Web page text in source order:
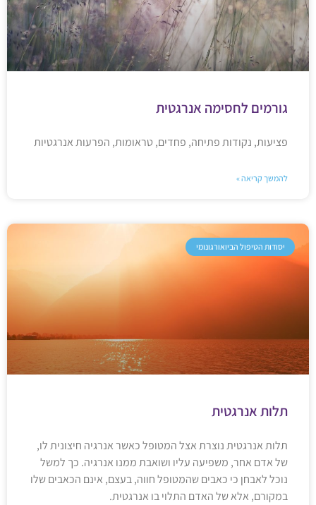
גורמים לחסימה אנרגטית
פציעות, נקודות פתיחה, פחדים, טראומות, הפרעות אנרגטיות
להמשך קריאה »
יסודות הטיפול הביואורגונומי
תלות אנרגטית
תלות אנרגטית נוצרת אצל המטופל כאשר אנרגיה חיצונית לו,
של אדם אחר, משפיעה עליו ושואבת ממנו אנרגיה. כך למשל
נוכל לאבחן כי כאבים שהמטופל חווה, בעצם, אינם הכאבים שלו
במקורם, אלא של האדם התלוי בו אנרגטית.